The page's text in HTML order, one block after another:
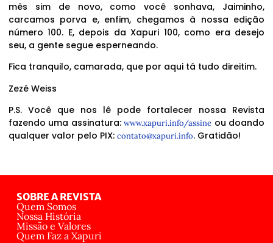
mês sim de novo, como você sonhava, Jaiminho,
carcamos porva e, enfim, chegamos à nossa edição
número 100. E, depois da Xapuri 100, como era desejo
seu, a gente segue esperneando.
Fica tranquilo, camarada, que por aqui tá tudo direitim.
Zezé Weiss
P.S. Você que nos lê pode fortalecer nossa Revista
fazendo uma assinatura:www.xapuri.info/assine ou doando
qualquer valor pelo PIX: contato@xapuri.info. Gratidão!
SOBRE A REVISTA
Quem Somos
Nossa História
Missão e Valores
Quem Faz a Xapuri